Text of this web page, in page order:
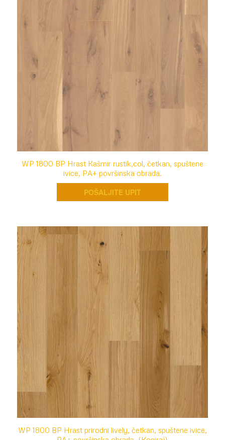
WP 1800 BP Hrast Kašmir rustik,col, četkan, spuštene
ivice, PA+ površinska obrada.
POŠALJITE UPIT
WP 1800 BP Hrast prirodni lively, četkan, spuštene ivice,